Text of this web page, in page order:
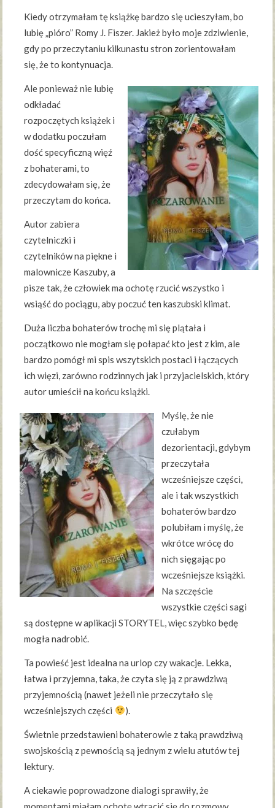
Kiedy otrzymałam tę książkę bardzo się ucieszyłam, bo
lubię „pióro” Romy J. Fiszer. Jakież było moje zdziwienie,
gdy po przeczytaniu kilkunastu stron zorientowałam
się, że to kontynuacja.
Ale ponieważ nie lubię
odkładać
rozpoczętych książek i
w dodatku poczułam
dość specyficzną więź
z bohaterami, to
zdecydowałam się, że
przeczytam do końca.
Autor zabiera
czytelniczki i
czytelników na piękne i
malownicze Kaszuby, a
pisze tak, że człowiek ma ochotę rzucić wszystko i
wsiąść do pociągu, aby poczuć ten kaszubski klimat.
Duża liczba bohaterów trochę mi się plątała i
początkowo nie mogłam się połapać kto jest z kim, ale
bardzo pomógł mi spis wszytskich postaci i łączących
ich więzi, zarówno rodzinnych jak i przyjacielskich, który
autor umieścił na końcu książki.
Myślę, że nie
czułabym
dezorientacji, gdybym
przeczytała
wcześniejsze części,
ale i tak wszystkich
bohaterów bardzo
polubiłam i myślę, że
wkrótce wrócę do
nich sięgając po
wcześniejsze książki.
Na szczęście
wszystkie części sagi
są dostępne w aplikacji STORYTEL, więc szybko będę
mogła nadrobić.
Ta powieść jest idealna na urlop czy wakacje. Lekka,
łatwa i przyjemna, taka, że czyta się ją z prawdziwą
przyjemnością (nawet jeżeli nie przeczytało się
wcześniejszych części
).
Świetnie przedstawieni bohaterowie z taką prawdziwą
swojskością z pewnością są jednym z wielu atutów tej
lektury.
A ciekawie poprowadzone dialogi sprawiły, że